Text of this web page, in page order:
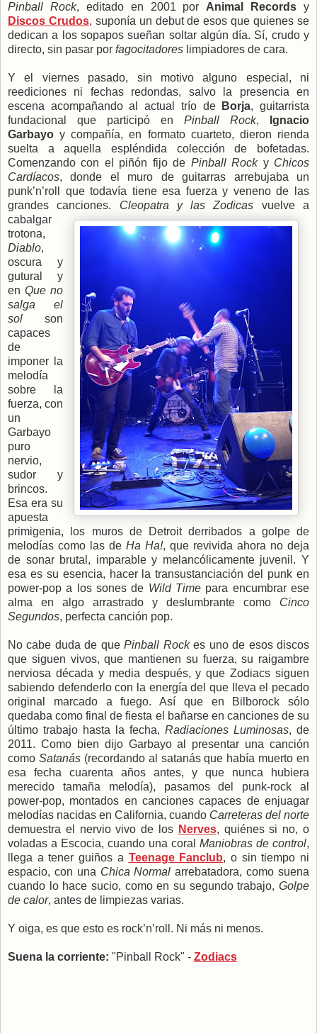
Pinball Rock, editado en 2001 por Animal Records y
Discos Crudos, suponía un debut de esos que quienes se
dedican a los sopapos sueñan soltar algún día. Sí, crudo y
directo, sin pasar por fagocitadores limpiadores de cara.
Y el viernes pasado, sin motivo alguno especial, ni
reediciones ni fechas redondas, salvo la presencia en
escena acompañando al actual trío de
Borja, guitarrista
fundacional que participó en Pinball Rock,
Ignacio
Garbayo y compañía, en formato cuarteto, dieron rienda
suelta a aquella espléndida colección de bofetadas.
Comenzando con el piñón fijo de Pinball Rocky Chicos
Cardíacos, donde el muro de guitarras arrebujaba un
punk’n’roll que todavía tiene esa fuerza y veneno de las
grandes canciones. Cleopatra y las Zodicas vuelve a
cabalgar
trotona,
Diablo,
oscura y
gutural y
en Que no
salga el
sol son
capaces
de
imponer la
melodía
sobre la
fuerza, con
un
Garbayo
puro
nervio,
sudor y
brincos.
Esa era su
apuesta
primigenia, los muros de Detroit derribados a golpe de
melodías como las de Ha Ha!, que revivida ahora no deja
de sonar brutal, imparable y melancólicamente juvenil. Y
esa es su esencia, hacer la transustanciación del punk en
power-pop a los sones de Wild Time para encumbrar ese
alma en algo arrastrado y deslumbrante como Cinco
Segundos, perfecta canción pop.
No cabe duda de quePinball Rockes uno de esos discos
que siguen vivos, que mantienen su fuerza, su raigambre
nerviosa década y media después, y que Zodiacs siguen
sabiendo defenderlo con la energía del que lleva el pecado
original marcado a fuego. Así que en Bilborock sólo
quedaba como final de fiesta el bañarse en canciones de su
último trabajo hasta la fecha, Radiaciones Luminosas, de
2011. Como bien dijo Garbayo al presentar una canción
como Satanás(recordando al satanás que había muerto en
esa fecha cuarenta años antes, y que nunca hubiera
merecido tamaña melodía), pasamos del punk-rock al
power-pop, montados en canciones capaces de enjuagar
melodías nacidas en California, cuando Carreteras del norte
demuestra el nervio vivo de los Nerves, quiénes si no, o
voladas a Escocia, cuando una coral Maniobras de control,
llega a tener guiños a Teenage Fanclub, o sin tiempo ni
espacio, con una Chica Normalarrebatadora, como suena
cuando lo hace sucio, como en su segundo trabajo, Golpe
de calor, antes de limpiezas varias.
Y oiga, es que esto es rock’n’roll. Ni más ni menos.
Suena la corriente: "Pinball Rock" - Zodiacs